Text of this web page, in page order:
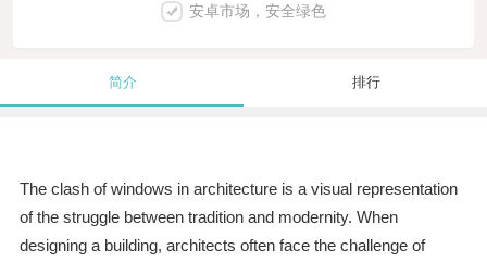
安卓市场，安全绿色
简介 排行
The clash of windows in architecture is a visual representation
of the struggle between tradition and modernity. When
designing a building, architects often face the challenge of